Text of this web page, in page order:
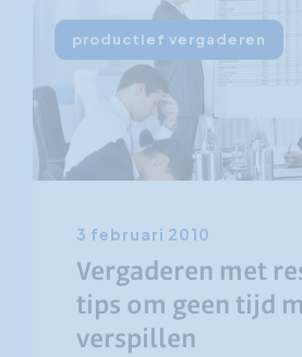
productief vergaderen
3 februari 2010
Vergaderen met
tips om geen tijd
verspillen